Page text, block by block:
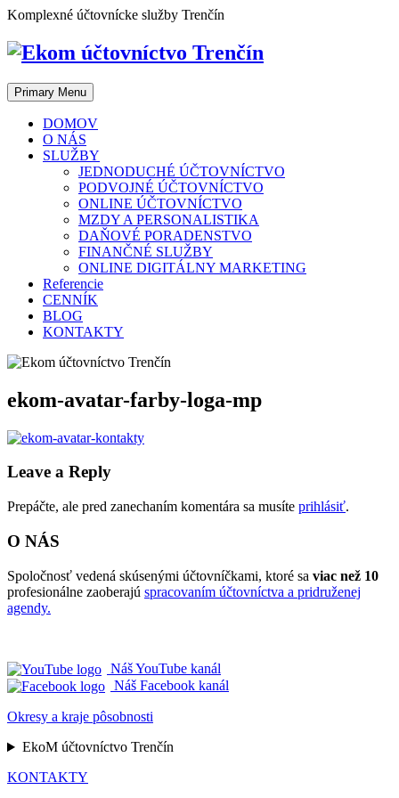
Skip
content
Komplexné účtovnícke služby Trenčín
Primary Menu
DOMOV
O NÁS
SLUŽBY
JEDNODUCHÉ ÚČTOVNÍCTVO
PODVOJNÉ ÚČTOVNÍCTVO
ONLINE ÚČTOVNÍCTVO
MZDY A PERSONALISTIKA
DAŇOVÉ PORADENSTVO
FINANČNÉ SLUŽBY
ONLINE DIGITÁLNY MARKETING
Referencie
CENNÍK
BLOG
KONTAKTY
ekom-avatar-farby-loga-mp
Leave a Reply
Prepáčte, ale pred zanechaním komentára sa musíte prihlásiť.
O NÁS
Spoločnosť vedená skúsenými účtovníčkami, ktoré sa viac než 10
profesionálne zaoberajú spracovaním účtovníctva a pridruženej
agendy.
Náš YouTube kanál
Náš Facebook kanál
Okresy a kraje pôsobnosti
EkoM účtovníctvo Trenčín
KONTAKTY